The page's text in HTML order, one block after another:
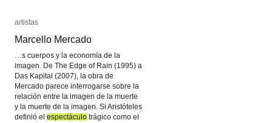
artistas
Marcello Mercado
…s cuerpos y la economía de la
imagen. De The Edge of Rain (1995) a
Das Kapital (2007), la obra de
Mercado parece interrogarse sobre la
relación entre la imagen de la muerte
y la muerte de la imagen. Si Aristóteles
definió el espectáculo trágico como el
artistas
Marcello Mercado
espectáculo